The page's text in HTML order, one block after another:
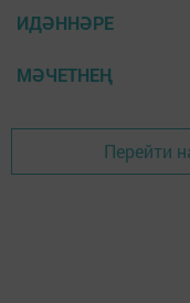
ИДӘННӘРЕ
МӘЧЕТНЕҢ
Перейти